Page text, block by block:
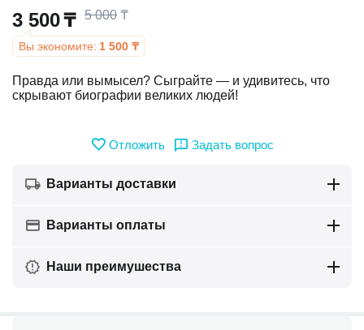
3 500₸ 5 000 ₸
Вы экономите: 1 500 ₸
Правда или вымысел? Сыграйте — и удивитесь, что
скрывают биографии великих людей!
Отложить Задать вопрос
Варианты доставки
Варианты оплаты
Наши преимушества